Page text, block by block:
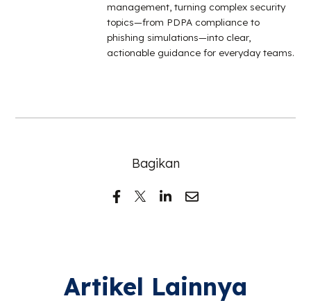
management, turning complex security
topics—from PDPA compliance to
phishing simulations—into clear,
actionable guidance for everyday teams.
Bagikan
Artikel Lainnya